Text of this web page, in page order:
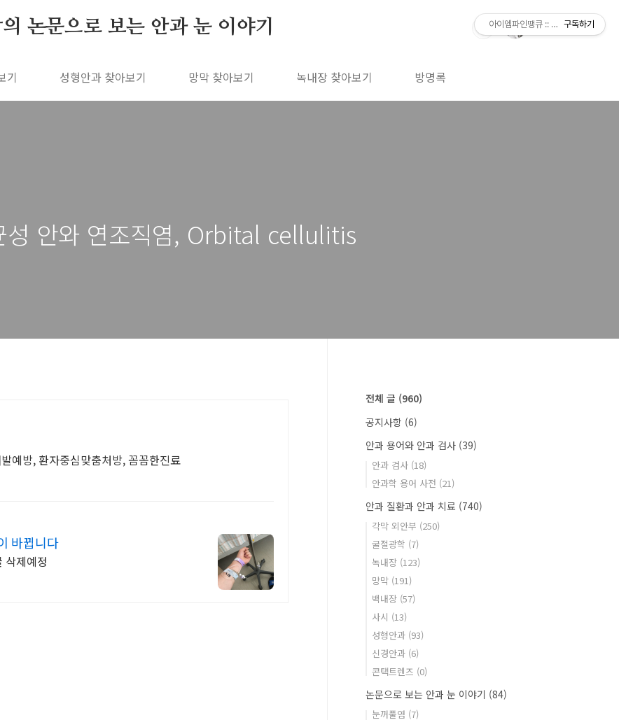
논문으로 보는 안과 눈 이야기
기 성형안과 찾아보기 망막 찾아보기 녹내장 찾아보기 방명록
성 안와 연조직염, Orbital cellulitis
예방, 환자중심맞춤처방, 꼼꼼한진료
바뀝니다
삭제예정
전체 글 (960)
공지사항 (6)
안과 용어와 안과 검사 (39)
안과 검사 (18)
안과학 용어 사전 (21)
안과 질환과 안과 치료 (740)
각막 외안부 (250)
굴절광학 (7)
녹내장 (123)
망막 (191)
백내장 (57)
사시 (13)
성형안과 (93)
신경안과 (6)
콘택트렌즈 (0)
논문으로 보는 안과 눈 이야기 (84)
눈꺼풀염 (7)
아이엠파인땡큐 :: 아그점빵의 논문으
구독하기